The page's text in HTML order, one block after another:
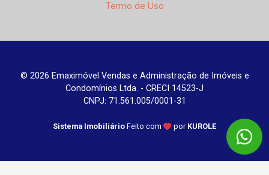
Termo de Uso
© 2026 Emaximóvel Vendas e Administração de Imóveis e
Condomínios Ltda. - CRECI 14523-J
CNPJ: 71.561.005/0001-31
Sistema Imobiliário Feito com por KUROLE